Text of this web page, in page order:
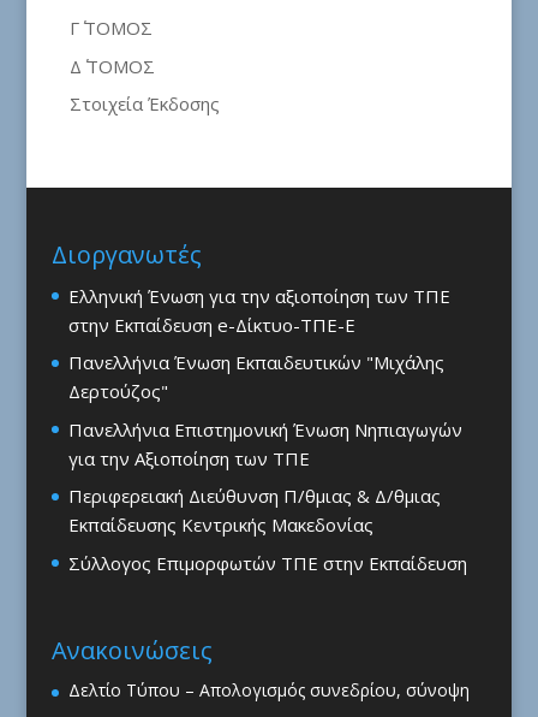
Γ΄ ΤΟΜΟΣ
Δ΄ ΤΟΜΟΣ
Στοιχεία Έκδοσης
Διοργανωτές
Ελληνική Ένωση για την αξιοποίηση των ΤΠΕ
στην Εκπαίδευση e-Δίκτυο-ΤΠΕ-Ε
Πανελλήνια Ένωση Εκπαιδευτικών "Μιχάλης
Δερτούζος"
Πανελλήνια Επιστημονική Ένωση Νηπιαγωγών
για την Αξιοποίηση των ΤΠΕ
Περιφερειακή Διεύθυνση Π/θμιας & Δ/θμιας
Εκπαίδευσης Κεντρικής Μακεδονίας
Σύλλογος Επιμορφωτών ΤΠΕ στην Εκπαίδευση
Ανακοινώσεις
Δελτίο Τύπου – Απολογισμός συνεδρίου, σύνοψη